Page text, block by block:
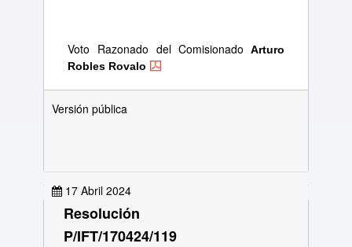
Voto Razonado del Comisionado Arturo
Robles Rovalo
Versión pública
17 Abril 2024
Resolución
P/IFT/170424/119